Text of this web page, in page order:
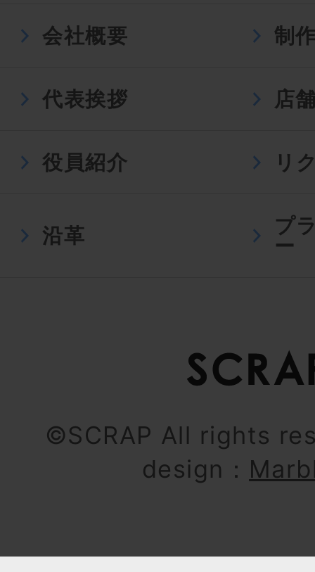
会社概要 制
代表挨拶 店
役員紹介 リ
沿革
プ
ー
©SCRAP All rights
design：